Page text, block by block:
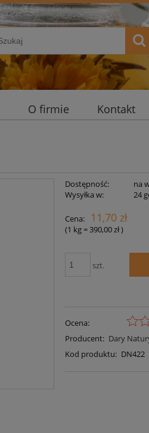
O firmie Kontakt
Dostępność:
na
Wysyłka w:
24
Cena: 11,70 zł
(1 kg=390,00 zł)
szt.
Ocena:
Producent: Dary
Kod produktu: DN422